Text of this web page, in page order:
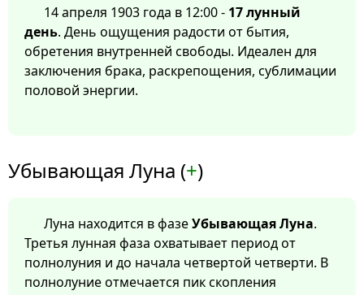
14 апреля 1903 года в 12:00 - 17 лунный
день. День ощущения радости от бытия,
обретения внутренней свободы. Идеален для
заключения брака, раскрепощения, сублимации
половой энергии.
Убывающая Луна (+)
Луна находится в фазеУбывающая Луна.
Третья лунная фаза охватывает период от
полнолуния и до начала четвертой четверти. В
полнолуние отмечается пик скопления